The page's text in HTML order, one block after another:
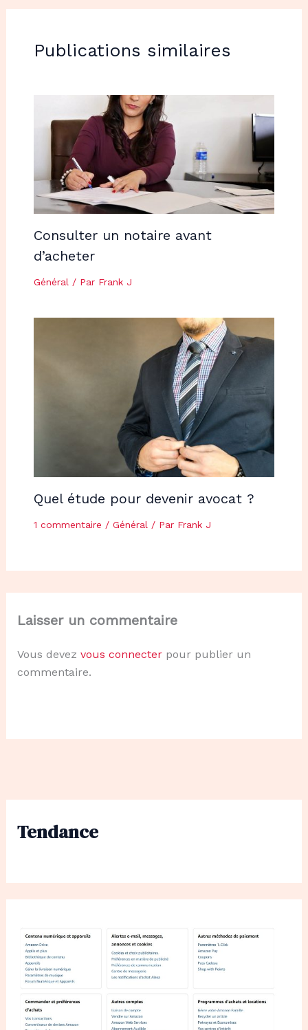
Tendance
Publications similaires
Consulter un notaire avant
d’acheter
Général / Par Frank J
Quel étude pour devenir avocat ?
1 commentaire / Général / Par Frank J
Laisser un commentaire
Vous devez vous connecterpour publier un
commentaire.